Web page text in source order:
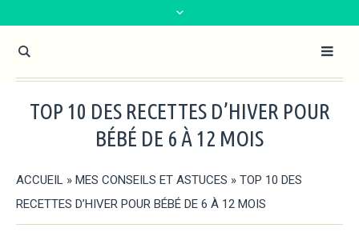
TOP 10 DES RECETTES D’HIVER POUR
BÉBÉ DE 6 À 12 MOIS
ACCUEIL » MES CONSEILS ET ASTUCES » TOP 10 DES
RECETTES D’HIVER POUR BÉBÉ DE 6 À 12 MOIS